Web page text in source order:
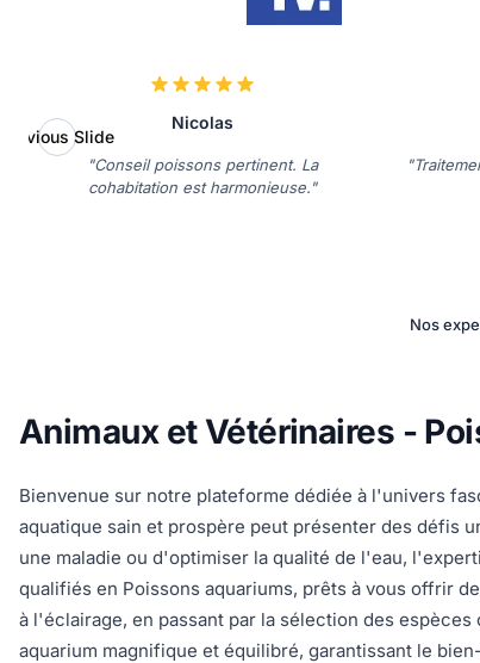
Nicolas
"Conseil poissons pertinent. La
cohabitation est harmonieuse."
Previous Slide
Nos
Animaux et Vétérinaires -
Bienvenue sur notre plateforme dédiée à l'univers
aquatique sain et prospère peut présenter des défis
une maladie ou d'optimiser la qualité de l'eau,
qualifiés en Poissons aquariums, prêts à vous offrir
à l'éclairage, en passant par la sélection des
aquarium magnifique et équilibré, garantissant le